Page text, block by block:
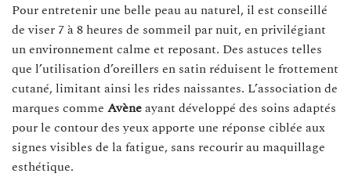
Pour entretenir une belle peau au naturel, il est conseillé
de viser 7 à 8 heures de sommeil par nuit, en privilégiant
un environnement calme et reposant. Des astuces telles
que l’utilisation d’oreillers en satin réduisent le frottement
cutané, limitant ainsi les rides naissantes. L’association de
marques comme Avèneayant développé des soins adaptés
pour le contour des yeux apporte une réponse ciblée aux
signes visibles de la fatigue, sans recourir au maquillage
esthétique.